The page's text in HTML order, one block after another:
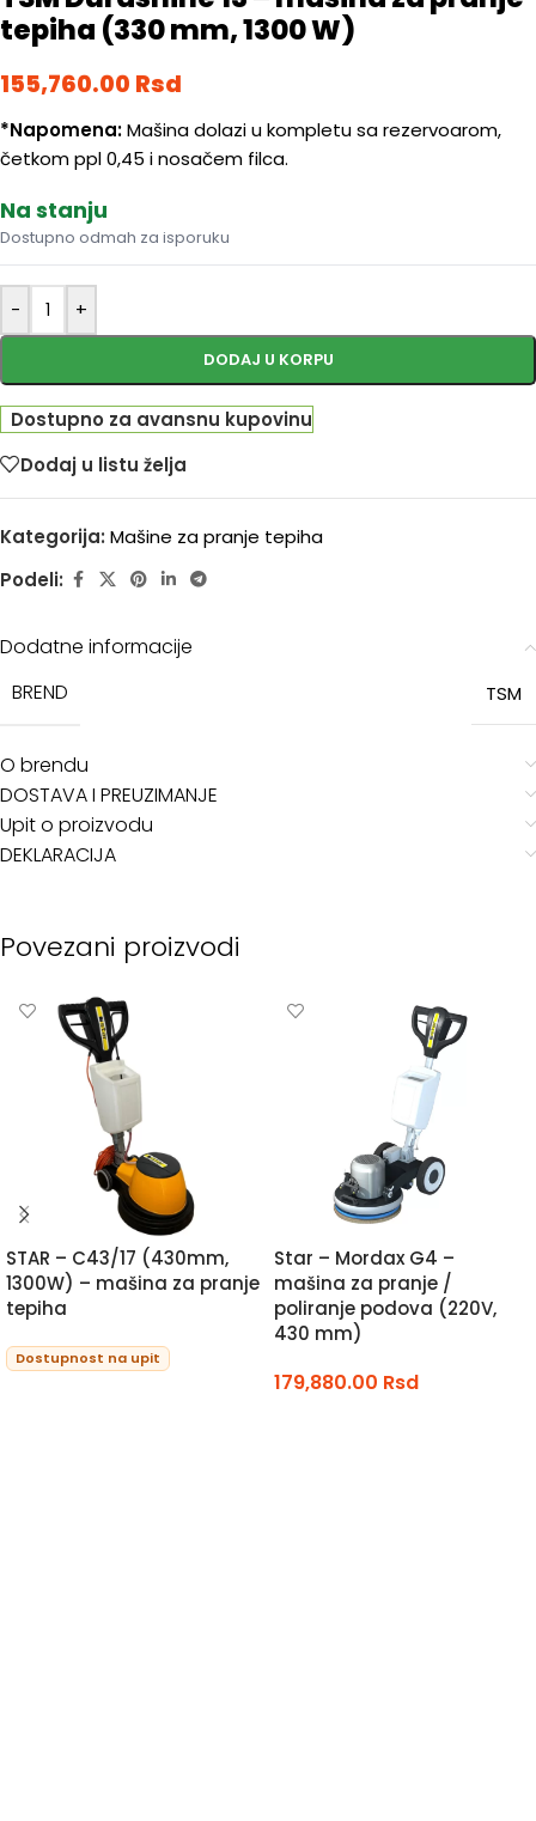
tepiha (330 mm, 1300 W)
155,760.00 Rsd
*Napomena:Mašina dolazi u kompletu sa rezervoarom,
četkom ppl 0,45 i nosačem filca.
Na stanju
Dostupno odmah za isporuku
- +
DODAJ U KORPU
Dostupno za avansnu kupovinu
Dodaj u listu želja
Kategorija: Mašine za pranje tepiha
Podeli:
Dodatne informacije
BREND
TSM
O brendu
DOSTAVA I PREUZIMANJE
Upit o proizvodu
DEKLARACIJA
Povezani proizvodi
STAR – C43/17 (430mm,
1300W) – mašina za pranje
tepiha
Dostupnost na upit
Star – Mordax G4 –
mašina za pranje /
poliranje podova (220V,
430 mm)
179,880.00 Rsd